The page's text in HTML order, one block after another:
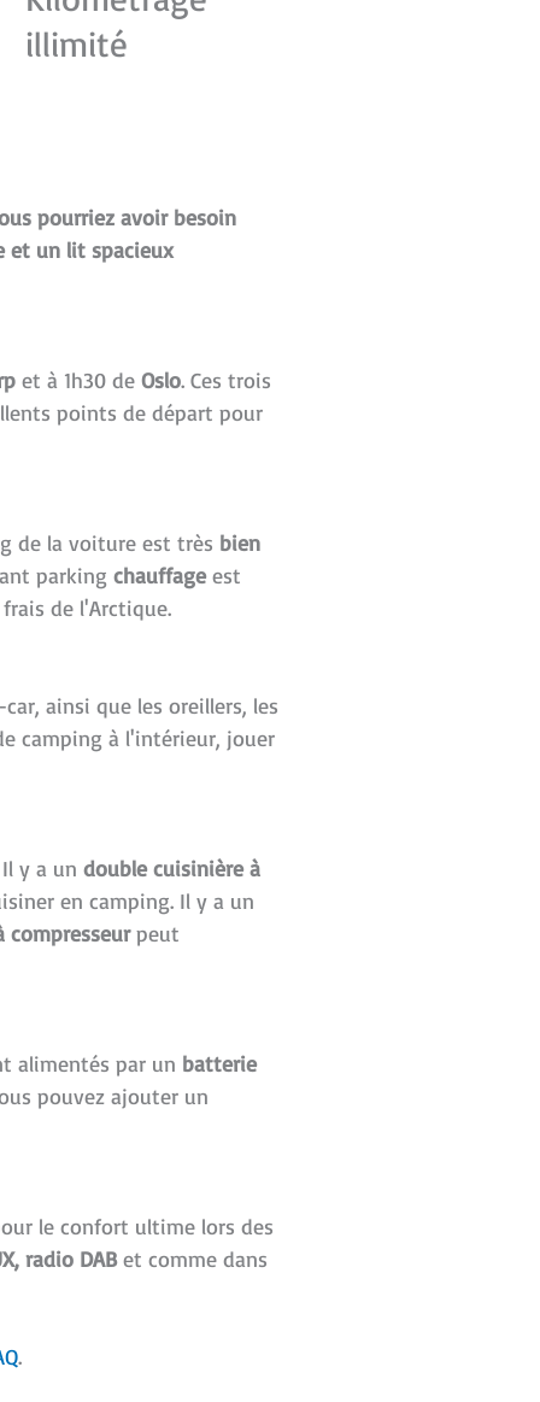
illimité
pourriez avoir besoin
et un lit spacieux
et à 1h30 de Oslo. Ces trois
points de départ pour
de la voiture est très bien
parking chauffageest
de l'Arctique.
ainsi que les oreillers, les
camping à l'intérieur, jouer
y a un double cuisinière à
en camping. Il y a un
compresseurpeut
alimentés par un batterie
pouvez ajouter un
le confort ultime lors des
radio DABet comme dans
.